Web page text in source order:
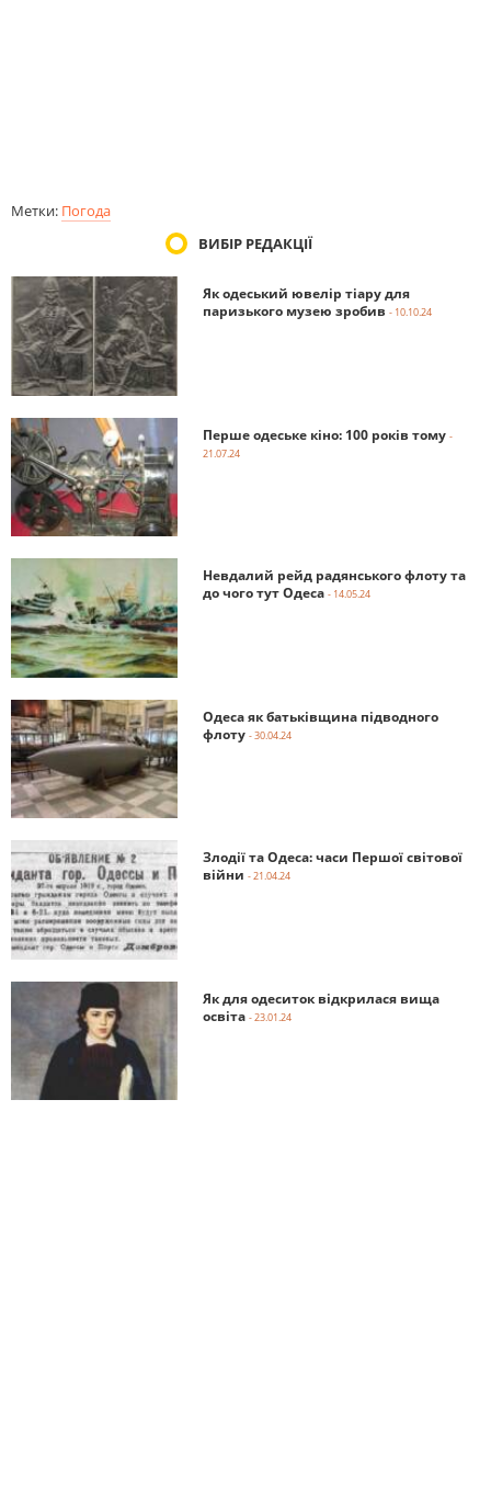
Метки: Погода
ВИБІР РЕДАКЦІЇ
Як одеський ювелір тіару для
паризького музею зробив - 10.10.24
Перше одеське кіно: 100 років тому -
21.07.24
Невдалий рейд радянського флоту та
до чого тут Одеса - 14.05.24
Одеса як батьківщина підводного
флоту - 30.04.24
Злодії та Одеса: часи Першої світової
війни - 21.04.24
Як для одеситок відкрилася вища
освіта - 23.01.24